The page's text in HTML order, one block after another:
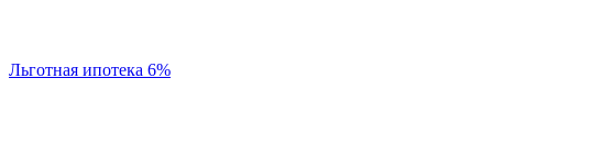
Льготная ипотека 6%